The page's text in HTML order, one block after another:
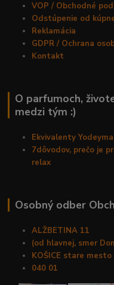
VOP / Obchodné
Odstúpenie od
Reklamácia
GDPR / Ochrana
Kontakt
O parfumoch,
medzi tým :)
Ekvivalenty
7dôvodov, prečo je
relax
Osobný odber
ALŽBETINA 11
(od hlavnej, smer
KOŠICE stare mesto
040 01